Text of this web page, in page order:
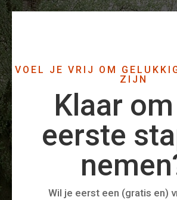
VOEL JE VRIJ OM
ZIJN
Klaar
eerste
Wil je eerst een (gratis en)